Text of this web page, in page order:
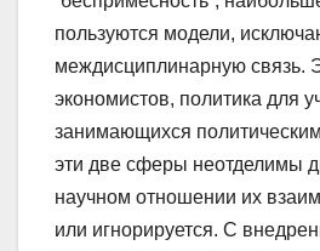
пользуются модели,
междисциплинарную связь.
экономистов, политика для
занимающихся
эти две сферы неотделимы
научном отношении их
или игнорируется. С